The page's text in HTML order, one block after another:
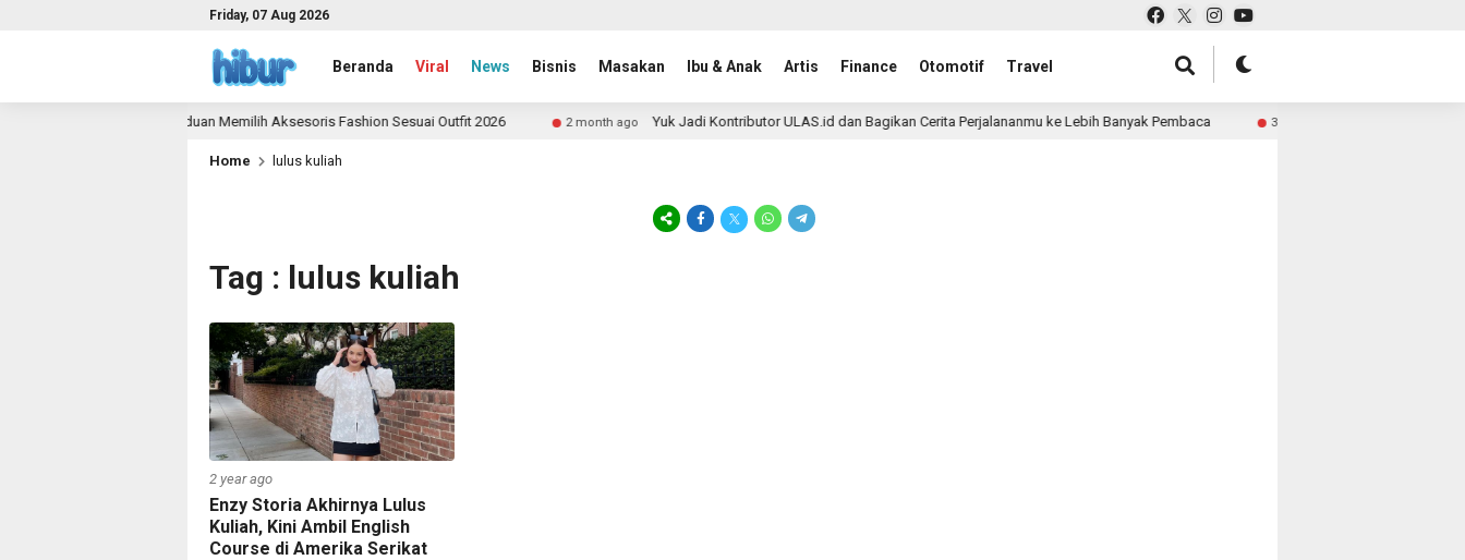
Friday, 07 Aug 2026
Beranda Viral News Bisnis Masakan Ibu & Anak Artis Finance Otomotif Travel
Panduan Memilih Aksesoris Fashion Sesuai Outfit 2026 2 month ago Yuk Jadi Kontributor ULAS.id dan Bagikan Cerita Perjalananmu ke Lebih Banyak Pembaca 3 month ago
Home lulus kuliah
Tag : lulus kuliah
2 year ago
Enzy Storia Akhirnya Lulus
Kuliah, Kini Ambil English
Course di Amerika Serikat